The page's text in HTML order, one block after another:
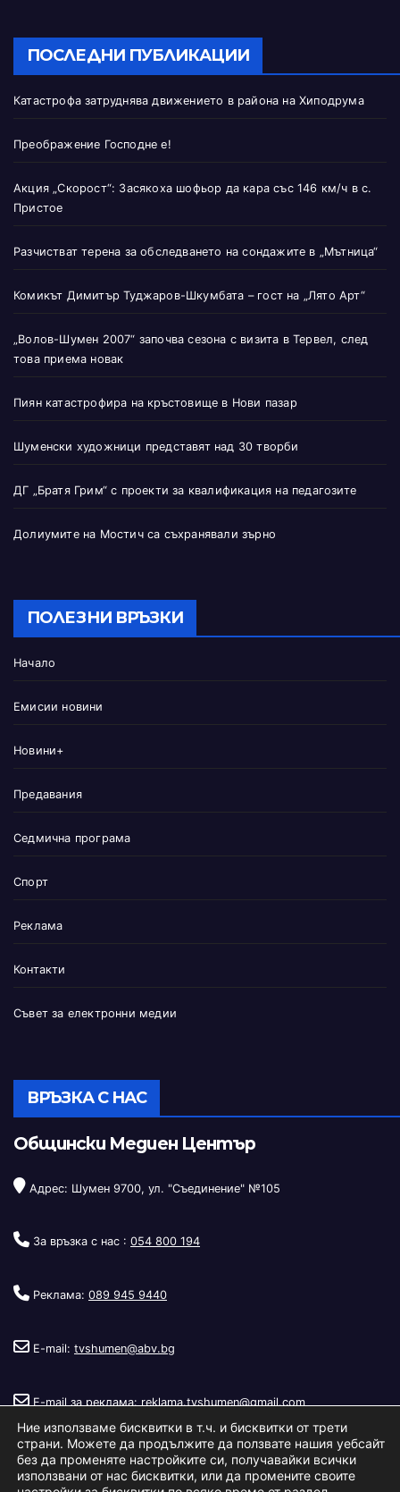
ПОСЛЕДНИ ПУБЛИКАЦИИ
Катастрофа затруднява движението в района на Хиподрума
Преображение Господне е!
Акция „Скорост“: Засякоха шофьор да кара със 146 км/ч в с.
Пристое
Разчистват терена за обследването на сондажите в „Мътница“
Комикът Димитър Туджаров-Шкумбата – гост на „Лято Арт“
„Волов-Шумен 2007“ започва сезона с визита в Тервел, след
това приема новак
Пиян катастрофира на кръстовище в Нови пазар
Шуменски художници представят над 30 творби
ДГ „Братя Грим“ с проекти за квалификация на педагозите
Долиумите на Мостич са съхранявали зърно
ПОЛЕЗНИ ВРЪЗКИ
Начало
Емисии новини
Новини+
Предавания
Седмична програма
Спорт
Реклама
Контакти
Съвет за електронни медии
ВРЪЗКА С НАС
Общински Медиен Център
Адрес: Шумен 9700, ул. "Съединение" №105
За връзка с нас : 054 800 194
Реклама: 089 945 9440
E-mail: tvshumen@abv.bg
E-mail за реклама: reklama.tvshumen@gmail.com
Ние използваме бисквитки в т.ч. и бисквитки от трети
страни. Можете да продължите да ползвате нашия уебсайт
без да променяте настройките си, получавайки всички
използвани от нас бисквитки, или да промените своите